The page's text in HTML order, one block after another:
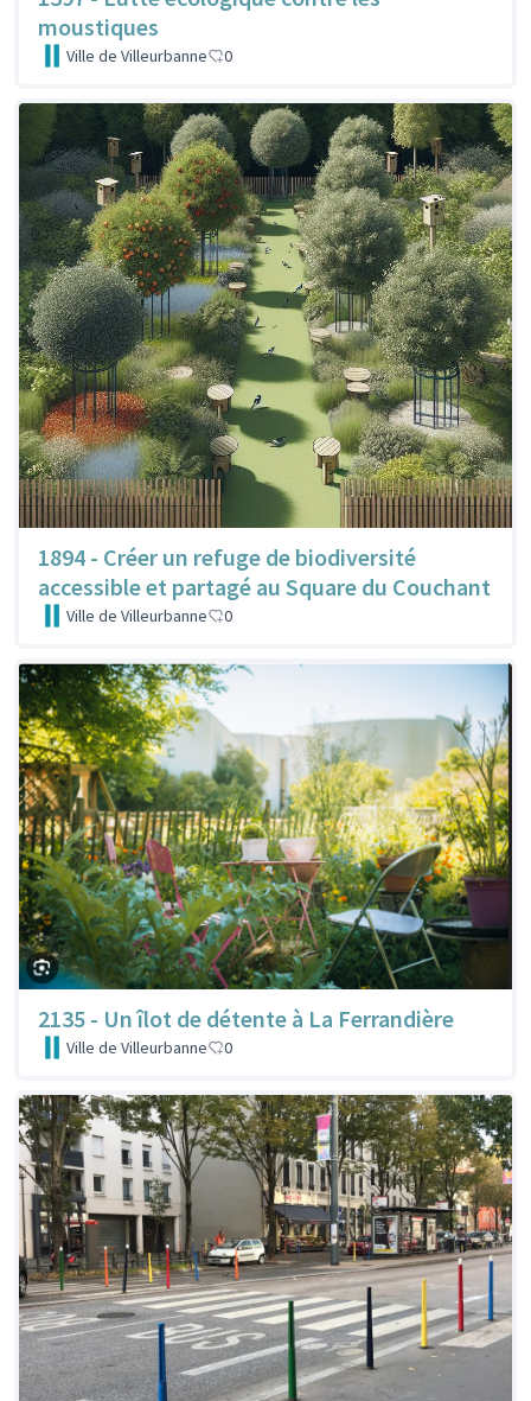
moustiques
Ville de Villeurbanne 0
1894 - Créer un refuge de biodiversité
accessible et partagé au Square du Couchant
Ville de Villeurbanne 0
2135 - Un îlot de détente à La Ferrandière
Ville de Villeurbanne 0